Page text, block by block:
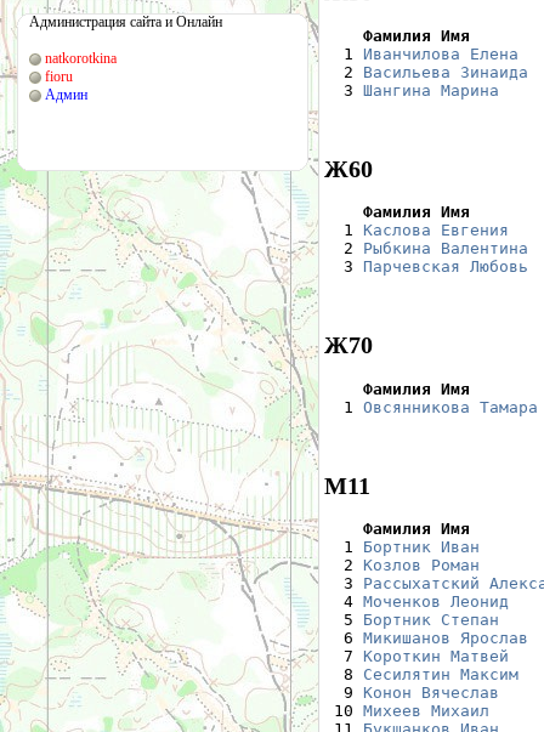
Администрация сайта и Онлайн
natkorotkina
fioru
Админ
Фамилия Имя
1 Иванчилова Елена
  2
Васильева Зинаида
  3
Шангина Марина
Ж60
Фамилия Имя
1 Каслова Евгения
  2
Рыбкина Валентина
  3
Парчевская Любовь
Ж70
Фамилия Имя
1 Овсянникова Тамара
М11
Фамилия Имя
1 Бортник Иван
  2
Козлов Роман
  3
Рассыхатский
  4
Моченков Леонид
  5
Бортник Степан
  6
Микишанов Ярослав
  7
Короткин Матвей
  8
Сесилятин Максим
  9
Конон Вячеслав
10 Михеев Михаил